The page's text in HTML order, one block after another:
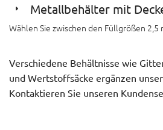
Metallbehälter mit
Wählen Sie zwischen den Füllgrößen 2,5
Verschiedene Behältnisse wie
und Wertstoffsäcke ergänzen
Kontaktieren Sie unseren